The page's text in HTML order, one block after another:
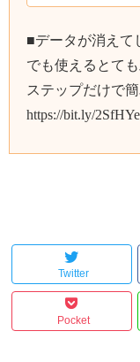
■データが消えて
でも使えるとて
ステップだけで
https://bit.ly/
Twitter
Pocket